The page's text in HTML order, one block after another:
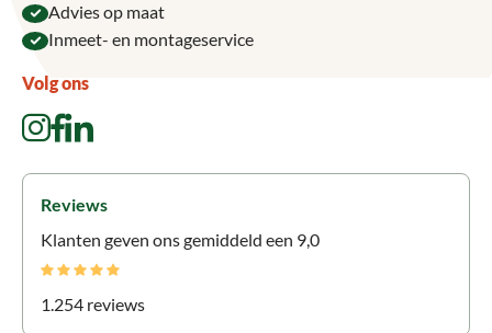
Advies op maat
Inmeet- en montageservice
Volg ons
Reviews
Klanten geven ons gemiddeld een 9,0
1.254 reviews